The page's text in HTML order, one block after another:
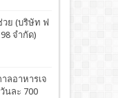
ย (บริษัท ฟ
จำกัด)
ลอาหารเจ
นละ 700